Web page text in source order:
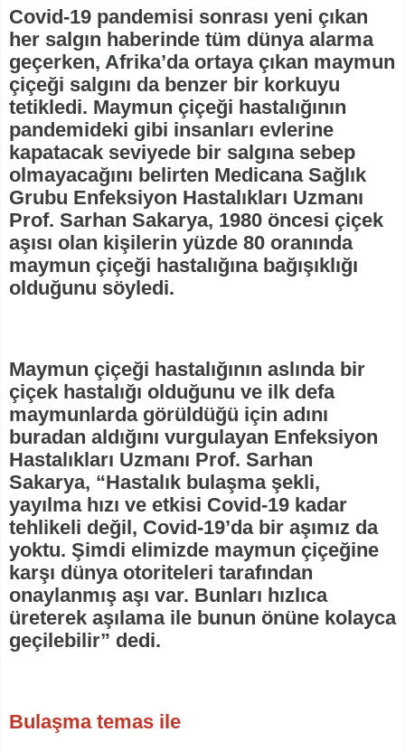
Covid-19 pandemisi sonrası yeni çıkan
her salgın haberinde tüm dünya alarma
geçerken, Afrika’da ortaya çıkan maymun
çiçeği salgını da benzer bir korkuyu
tetikledi. Maymun çiçeği hastalığının
pandemideki gibi insanları evlerine
kapatacak seviyede bir salgına sebep
olmayacağını belirten Medicana Sağlık
Grubu Enfeksiyon Hastalıkları Uzmanı
Prof. Sarhan Sakarya, 1980 öncesi çiçek
aşısı olan kişilerin yüzde 80 oranında
maymun çiçeği hastalığına bağışıklığı
olduğunu söyledi.
Maymun çiçeği hastalığının aslında bir
çiçek hastalığı olduğunu ve ilk defa
maymunlarda görüldüğü için adını
buradan aldığını vurgulayan Enfeksiyon
Hastalıkları Uzmanı Prof. Sarhan
Sakarya, “Hastalık bulaşma şekli,
yayılma hızı ve etkisi Covid-19 kadar
tehlikeli değil, Covid-19’da bir aşımız da
yoktu. Şimdi elimizde maymun çiçeğine
karşı dünya otoriteleri tarafından
onaylanmış aşı var. Bunları hızlıca
üreterek aşılama ile bunun önüne kolayca
geçilebilir” dedi.
Bulaşma temas ile